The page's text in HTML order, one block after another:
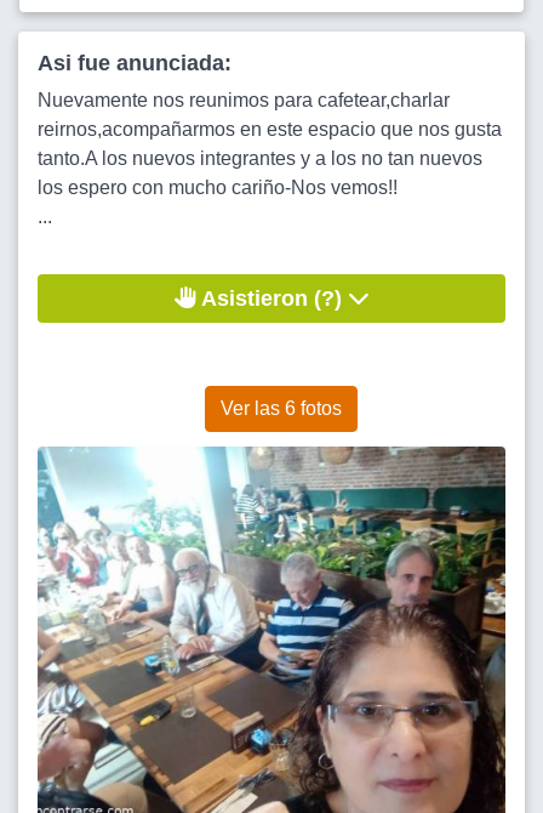
Asi fue anunciada:
Nuevamente nos reunimos para cafetear,charlar
reirnos,acompañarmos en este espacio que nos gusta
tanto.A los nuevos integrantes y a los no tan nuevos
los espero con mucho cariño-Nos vemos!!
...
Asistieron (?)
Ver las 6 fotos